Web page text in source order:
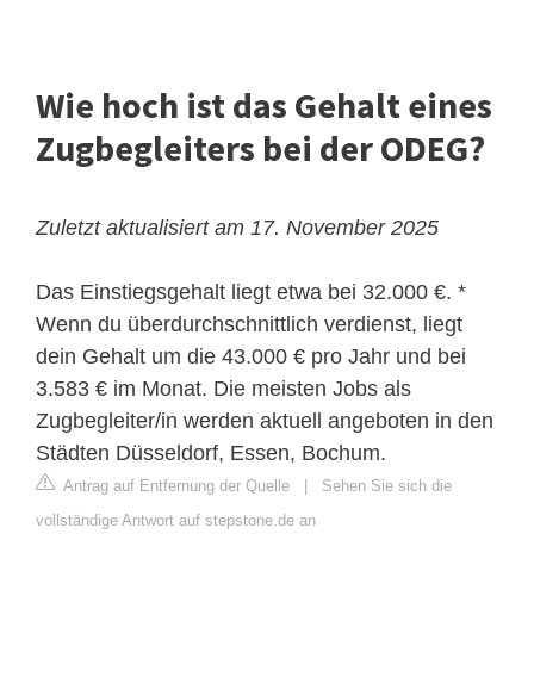
Wie hoch ist das Gehalt eines
Zugbegleiters bei der ODEG?
Zuletzt aktualisiert am 17. November 2025
Das Einstiegsgehalt liegt etwa bei 32.000 €. *
Wenn du überdurchschnittlich verdienst, liegt
dein Gehalt um die 43.000 € pro Jahr und bei
3.583 € im Monat. Die meisten Jobs als
Zugbegleiter/in werden aktuell angeboten in den
Städten Düsseldorf, Essen, Bochum.
Antrag auf Entfernung der Quelle
Sehen Sie sich die
vollständige Antwort auf stepstone.de an